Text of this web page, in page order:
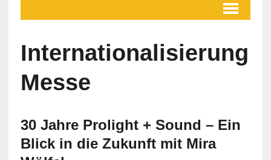
Internationalisierung
Messe
30 Jahre Prolight + Sound – Ein
Blick in die Zukunft mit Mira